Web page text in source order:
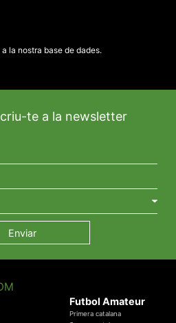
la nostra base de dades.
te a la newsletter
Futbol Amateur
Primera catalana